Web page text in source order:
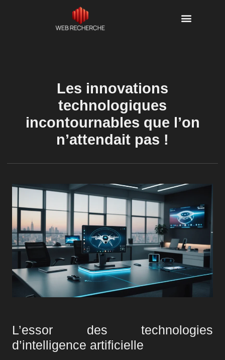
Les innovations
technologiques
incontournables que l’on
n’attendait pas !
L’essor des technologies
d’intelligence artificielle